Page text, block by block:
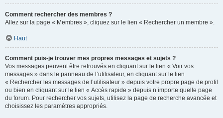
Comment rechercher des membres ?
Allez sur la page « Membres », cliquez sur le lien « Rechercher un membre ».
Haut
Comment puis-je trouver mes propres messages et sujets ?
Vos messages peuvent être retrouvés en cliquant sur le lien « Voir vos
messages » dans le panneau de l’utilisateur, en cliquant sur le lien
« Rechercher les messages de l’utilisateur » depuis votre propre page de profil
ou bien en cliquant sur le lien « Accès rapide » depuis n’importe quelle page
du forum. Pour rechercher vos sujets, utilisez la page de recherche avancée et
choisissez les paramètres appropriés.